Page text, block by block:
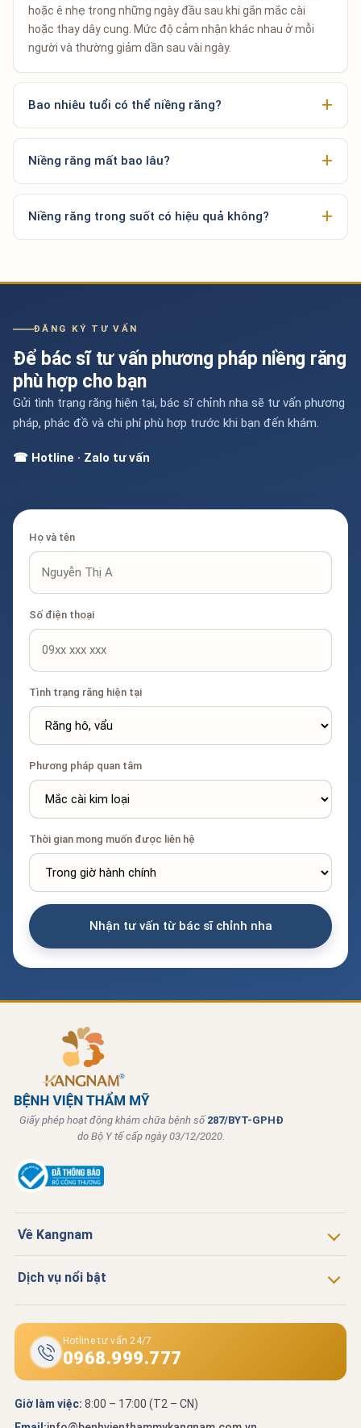
hoặc ê nhẹ trong những ngày đầu sau khi gắn mắc cài
hoặc thay dây cung. Mức độ cảm nhận khác nhau ở mỗi
người và thường giảm dần sau vài ngày.
Bao nhiêu tuổi có thể niềng răng?
Niềng răng mất bao lâu?
Niềng răng trong suốt có hiệu quả không?
ĐĂNG KÝ TƯ VẤN
Để bác sĩ tư vấn phương pháp niềng răng
phù hợp cho bạn
Gửi tình trạng răng hiện tại, bác sĩ chỉnh nha sẽ tư vấn phương
pháp, phác đồ và chi phí phù hợp trước khi bạn đến khám.
☎ Hotline · Zalo tư vấn
Họ và tên
Số điện thoại
Tình trạng răng hiện tại
Phương pháp quan tâm
Thời gian mong muốn được liên hệ
Giấy phép hoạt động khám chữa bệnh số 287/BYT-GPHĐ
do Bộ Y tế cấp ngày 03/12/2020.
Về Kangnam
Dịch vụ nổi bật
Hotline tư vấn 24/7
0968.999.777
Giờ làm việc: 8:00 – 17:00 (T2 – CN)